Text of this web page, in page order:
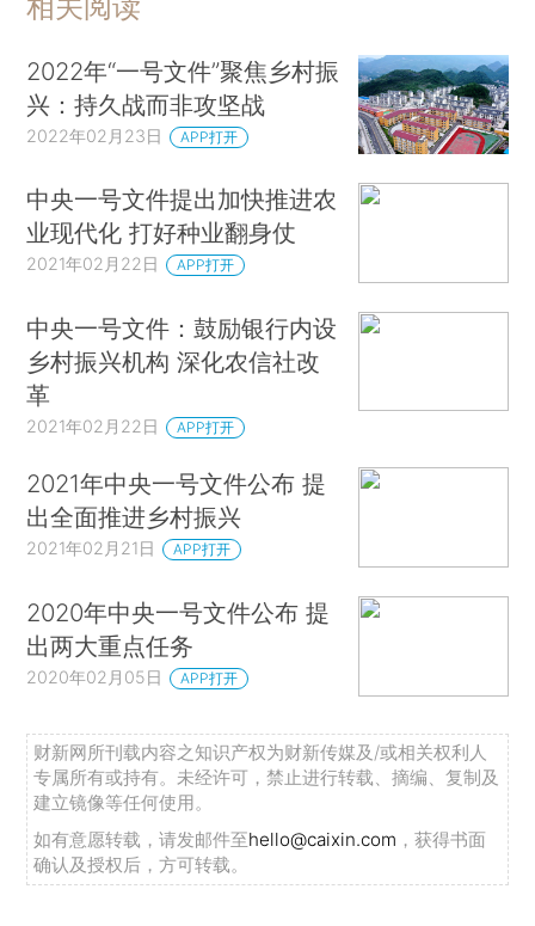
2022年“一号文件”聚焦乡村振
兴：持久战而非攻坚战
2022年02月23日 APP打开
中央一号文件提出加快推进农
业现代化 打好种业翻身仗
2021年02月22日 APP打开
中央一号文件：鼓励银行内设
乡村振兴机构 深化农信社改
革
2021年02月22日 APP打开
2021年中央一号文件公布 提
出全面推进乡村振兴
2021年02月21日 APP打开
2020年中央一号文件公布 提
出两大重点任务
2020年02月05日 APP打开
财新网所刊载内容之知识产权为财新传媒及/或相关权利人
专属所有或持有。未经许可，禁止进行转载、摘编、复制及
建立镜像等任何使用。
如有意愿转载，请发邮件至hello@caixin.com ，获得书面
确认及授权后，方可转载。